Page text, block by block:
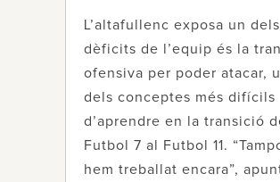
L’altafullenc exposa un dels
dèficits de l’equip és la
ofensiva per poder atacar,
dels conceptes més difícils
d’aprendre en la transició
Futbol 7 al Futbol 11.
hem treballat encara”,